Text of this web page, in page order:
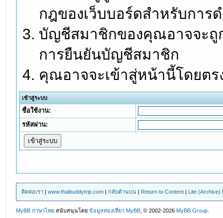
กฎของเว็บบอร์ดสำหรับการ
บัญชีสมาชิกของคุณอาจจะถู
การยืนยันบัญชีสมาชิก
คุณอาจจะเข้าสู่หน้านี้โดยต
เข้าสู่ระบบ
ชื่อใช้งาน:
รหัสผ่าน:
ติดต่อเรา |www.thaibuddytrip.com |กลับด้านบน | Return to Content | Lite (Archive)
MyBB ภาษาไทย สนับสนุนโดยข้อมูลท่องเที่ยว MyBB , © 2002-2026MyBB Group